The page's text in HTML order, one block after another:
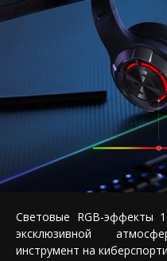
Световые RGB-эффекты
эксклюзивной
инструмент на